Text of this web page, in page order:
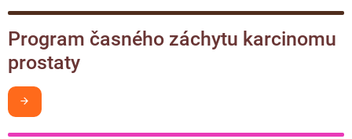
Program časného záchytu karcinomu
prostaty